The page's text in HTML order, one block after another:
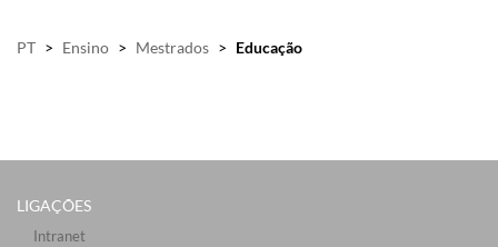
PT > Ensino > Mestrados > Educação
LIGAÇÕES​
Intranet